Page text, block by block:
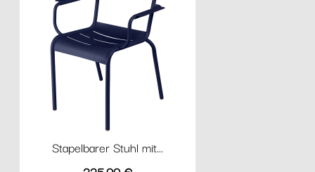
Stapelbarer Stuhl mit...